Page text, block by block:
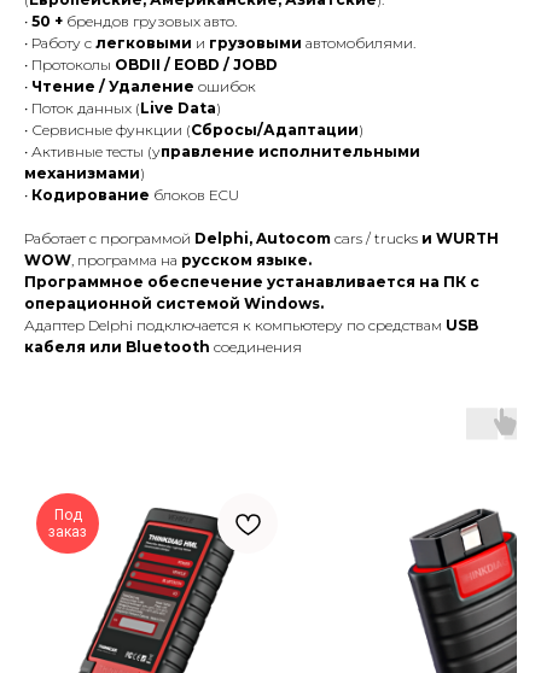
• 50 + брендов грузовых авто.
• Работу с легковыми и грузовыми автомобилями.
• Протоколы OBDII / EOBD / JOBD
• Чтение / Удаление ошибок
• Поток данных (Live Data)
• Сервисные функции (Сбросы/Адаптации)
• Активные тесты (управление исполнительными
механизмами)
• Кодирование блоков ECU
Работает с программой Delphi, Autocom cars / trucks и WURTH
WOW, программа на русском языке.
Программное обеспечение устанавливается на ПК с
операционной системой Windows.
Адаптер Delphi подключается к компьютеру по средствам USB
кабеля или Bluetooth соединения
Под
заказ